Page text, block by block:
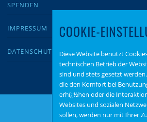
SPENDEN
IMPRESSUM
DATENSCHUTZ
COOKIE-
Diese Website benutzt
technischen Betrieb der
sind und stets gesetzt
die den Komfort bei
erhï¿½hen oder die
Websites und sozialen
sollen, werden nur mit Ihrer